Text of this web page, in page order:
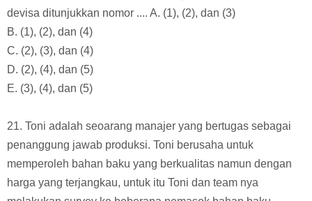
(5) Para importir barang elektronik menambah volume
perdagangannya.
Berdasarkan aktivitas tersebut, yang dapat dijadikan sumber
devisa ditunjukkan nomor .... A. (1), (2), dan (3)
C. (2), (3), dan (4)
D. (2), (4), dan (5)
E. (3), (4), dan (5)